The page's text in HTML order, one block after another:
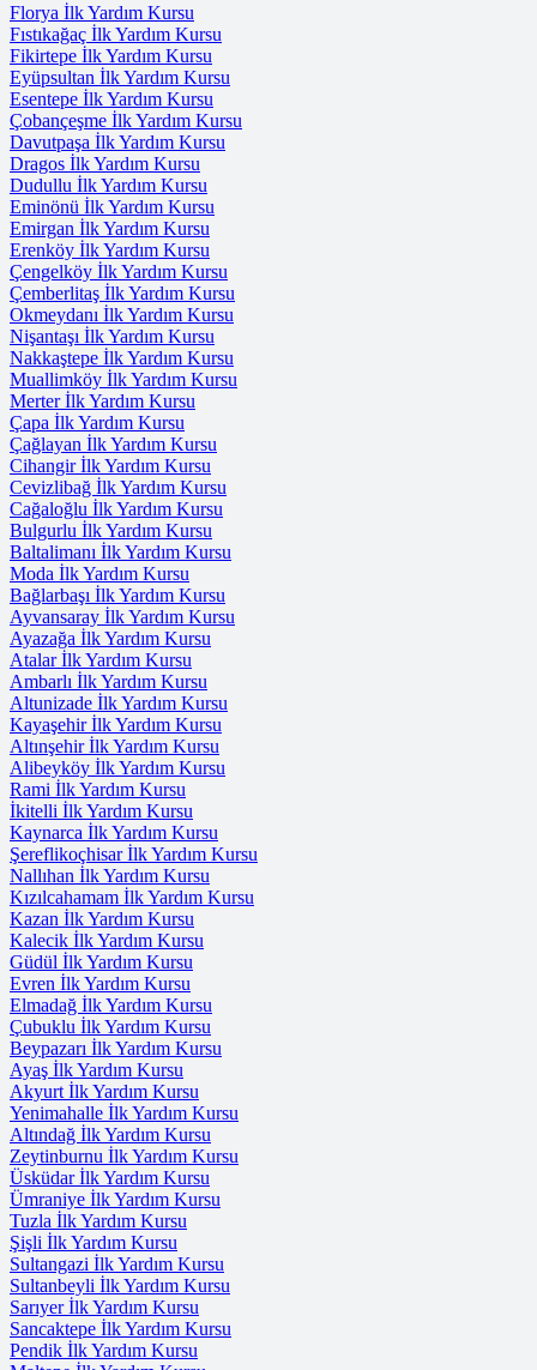
Florya İlk Yardım Kursu
Fıstıkağaç İlk Yardım Kursu
Fikirtepe İlk Yardım Kursu
Eyüpsultan İlk Yardım Kursu
Esentepe İlk Yardım Kursu
Çobançeşme İlk Yardım Kursu
Davutpaşa İlk Yardım Kursu
Dragos İlk Yardım Kursu
Dudullu İlk Yardım Kursu
Eminönü İlk Yardım Kursu
Emirgan İlk Yardım Kursu
Erenköy İlk Yardım Kursu
Çengelköy İlk Yardım Kursu
Çemberlitaş İlk Yardım Kursu
Okmeydanı İlk Yardım Kursu
Nişantaşı İlk Yardım Kursu
Nakkaştepe İlk Yardım Kursu
Muallimköy İlk Yardım Kursu
Merter İlk Yardım Kursu
Çapa İlk Yardım Kursu
Çağlayan İlk Yardım Kursu
Cihangir İlk Yardım Kursu
Cevizlibağ İlk Yardım Kursu
Cağaloğlu İlk Yardım Kursu
Bulgurlu İlk Yardım Kursu
Baltalimanı İlk Yardım Kursu
Moda İlk Yardım Kursu
Bağlarbaşı İlk Yardım Kursu
Ayvansaray İlk Yardım Kursu
Ayazağa İlk Yardım Kursu
Atalar İlk Yardım Kursu
Ambarlı İlk Yardım Kursu
Altunizade İlk Yardım Kursu
Kayaşehir İlk Yardım Kursu
Altınşehir İlk Yardım Kursu
Alibeyköy İlk Yardım Kursu
Rami İlk Yardım Kursu
İkitelli İlk Yardım Kursu
Kaynarca İlk Yardım Kursu
Şereflikoçhisar İlk Yardım Kursu
Nallıhan İlk Yardım Kursu
Kızılcahamam İlk Yardım Kursu
Kazan İlk Yardım Kursu
Kalecik İlk Yardım Kursu
Güdül İlk Yardım Kursu
Evren İlk Yardım Kursu
Elmadağ İlk Yardım Kursu
Çubuklu İlk Yardım Kursu
Beypazarı İlk Yardım Kursu
Ayaş İlk Yardım Kursu
Akyurt İlk Yardım Kursu
Yenimahalle İlk Yardım Kursu
Altındağ İlk Yardım Kursu
Zeytinburnu İlk Yardım Kursu
Üsküdar İlk Yardım Kursu
Ümraniye İlk Yardım Kursu
Tuzla İlk Yardım Kursu
Şişli İlk Yardım Kursu
Sultangazi İlk Yardım Kursu
Sultanbeyli İlk Yardım Kursu
Sarıyer İlk Yardım Kursu
Sancaktepe İlk Yardım Kursu
Pendik İlk Yardım Kursu